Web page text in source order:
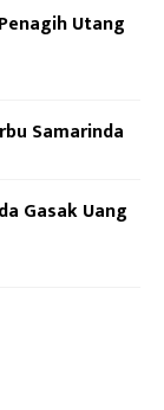
Utang
Samarinda
Gasak Uang